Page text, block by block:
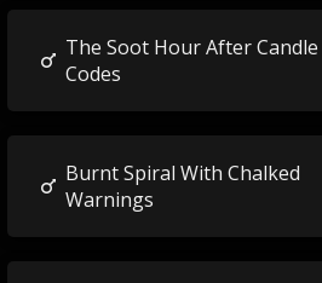
The Soot Hour After Candle
Codes
Burnt Spiral With Chalked
Warnings